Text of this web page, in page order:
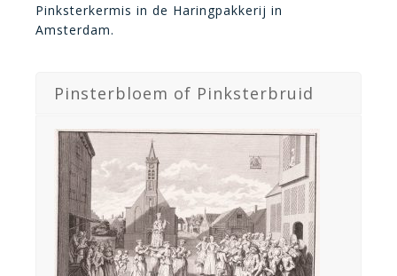
Bekijk recept
Pinksterkermis in de Haringpakkerij in
Amsterdam.
Pinsterbloem of Pinksterbruid